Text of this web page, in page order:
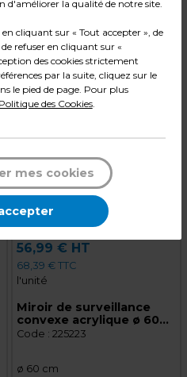
produits présents sur ce
56,99 € HT
68,39 € TTC
l'unité
Miroir de surveillance
convexe acrylique ø 60
cm - Miroir de sécurité -
Code : 225223
ø 60 cm
d'améliorer la qualité de notre site.
cliquant sur « Tout accepter », de
refuser en cliquant sur «
des cookies strictement
par la suite, cliquez sur le
le pied de page. Pour plus
Politique des Cookies.
mes cookies